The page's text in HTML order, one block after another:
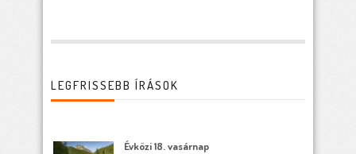
LEGFRISSEBB ÍRÁSOK
Évközi 18. vasárnap